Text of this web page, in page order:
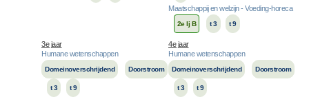
Maatschappij en welzijn - Voeding-horeca
2e lj B t 3 t 9
3e jaar
4e jaar
Humane wetenschappen
Domeinoverschrijdend Doorstroom
t 3 t 9
Humane wetenschappen
Domeinoverschrijdend Doorstroom
t 3 t 9